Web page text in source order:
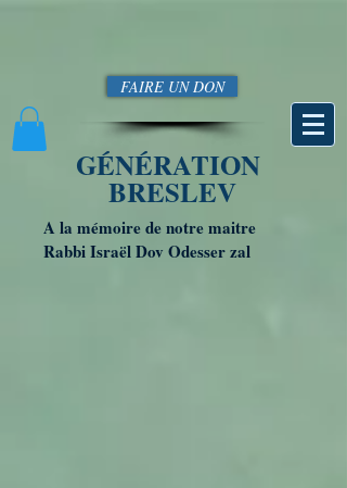
FAIRE UN DON
GÉNÉRATION
BRESLEV
A la mémoire de notre maitre
Rabbi Israël Dov Odesser zal